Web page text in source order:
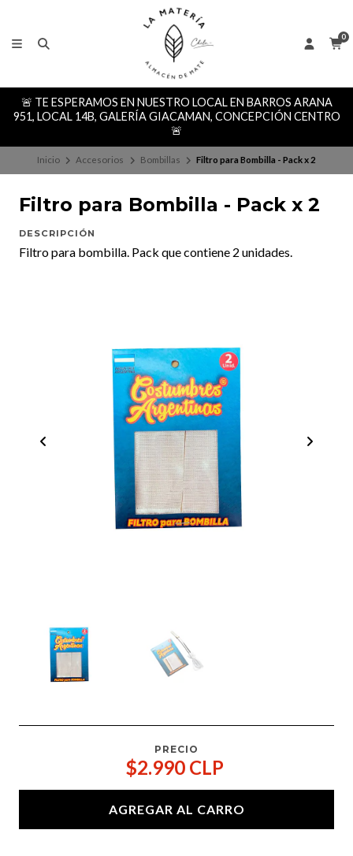
0
🚨 TE ESPERAMOS EN NUESTRO LOCAL EN BARROS ARANA
951, LOCAL 14B, GALERÍA GIACAMAN, CONCEPCIÓN CENTRO
🚨
Inicio Accesorios Bombillas Filtro para Bombilla - Pack x 2
Filtro para Bombilla - Pack x 2
DESCRIPCIÓN
Filtro para bombilla. Pack que contiene 2 unidades.
PRECIO
$2.990 CLP
AGREGAR AL CARRO